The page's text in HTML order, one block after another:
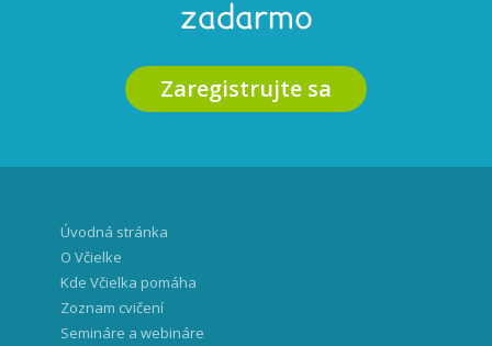
zadarmo
Zaregistrujte sa
Úvodná stránka
O Včielke
Kde Včielka pomáha
Zoznam cvičení
Semináre a webináre